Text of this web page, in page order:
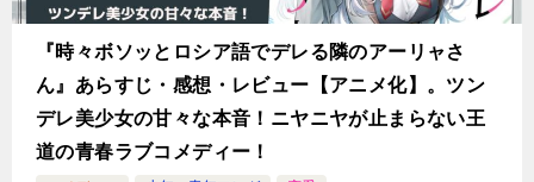
『時々ボソッとロシア語でデレる隣のアーリャさ
ん』あらすじ・感想・レビュー【アニメ化】。ツン
デレ美少女の甘々な本音！ニヤニヤが止まらない王
道の青春ラブコメディー！